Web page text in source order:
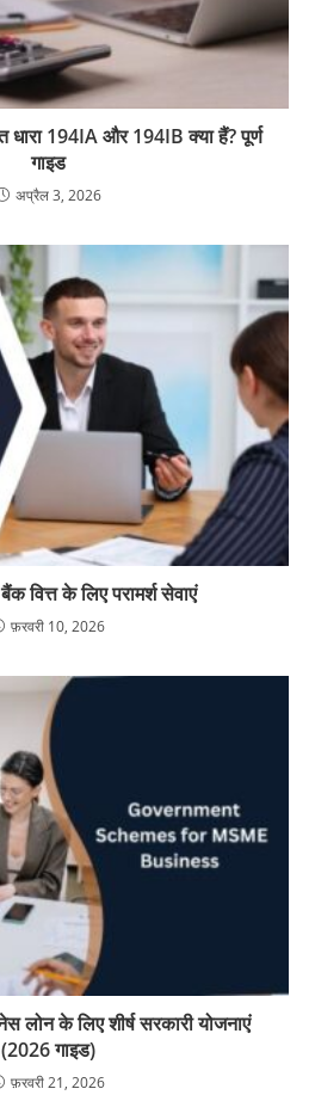
194IA और 194IB क्या हैं? पूर्ण
गाइड
अप्रैल 3, 2026
वित्त के लिए परामर्श सेवाएं
फ़रवरी 10, 2026
लोन के लिए शीर्ष सरकारी योजनाएं
(2026 गाइड)
फ़रवरी 21, 2026